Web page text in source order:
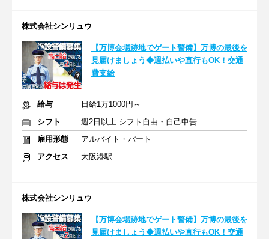
株式会社シンリュウ
【万博会場跡地でゲート警備】万博の最後を
見届けましょう◆週払いや直行もOK！交通
費支給
給与
日給1万1000円～
シフト
週2日以上 シフト自由・自己申告
雇用形態
アルバイト・パート
アクセス
大阪港駅
株式会社シンリュウ
【万博会場跡地でゲート警備】万博の最後を
見届けましょう◆週払いや直行もOK！交通